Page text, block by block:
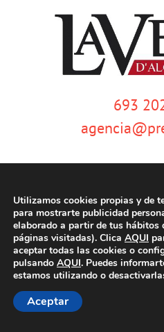
693
© Copyright 2020 | La Veu
legal |Política de privacidad|
Utilizamos cookies propias y de
para mostrarte publicidad
elaborado a partir de tus hábitos
páginas visitadas). Clica AQUI
aceptar todas las cookies o
pulsando AQUI. Puedes
estamos utilizando o
Aceptar